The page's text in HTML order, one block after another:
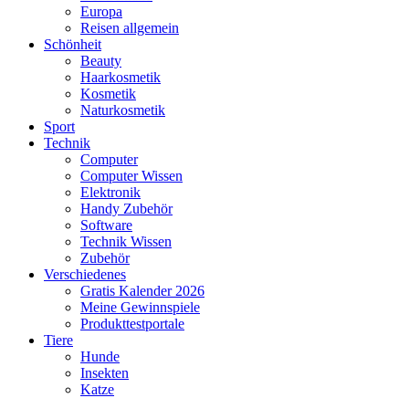
Europa
Reisen allgemein
Schönheit
Beauty
Haarkosmetik
Kosmetik
Naturkosmetik
Sport
Technik
Computer
Computer Wissen
Elektronik
Handy Zubehör
Software
Technik Wissen
Zubehör
Verschiedenes
Gratis Kalender 2026
Meine Gewinnspiele
Produkttestportale
Tiere
Hunde
Insekten
Katze